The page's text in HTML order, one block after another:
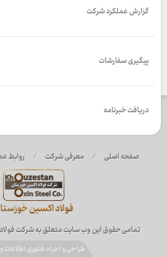
گزارش عملکرد شرکت
پیگیری سفارشات
دریافت خبرنامه
صفحه اصلی / معرفی شرکت / روابط
تمامی حقوق این وب سایت متعلق به شرکت
طراحی و اجراء: فناوری اطلاعات